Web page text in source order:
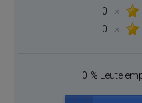
0
×
0
×
0 % Leute